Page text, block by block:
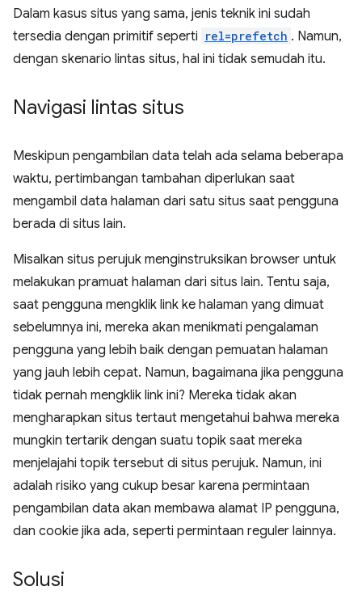
Dalam kasus situs yang sama, jenis teknik ini sudah
tersedia dengan primitif seperti rel=prefetch . Namun,
dengan skenario lintas situs, hal ini tidak semudah itu.
Navigasi lintas situs
Meskipun pengambilan data telah ada selama beberapa
waktu, pertimbangan tambahan diperlukan saat
mengambil data halaman dari satu situs saat pengguna
berada di situs lain.
Misalkan situs perujuk menginstruksikan browser untuk
melakukan pramuat halaman dari situs lain. Tentu saja,
saat pengguna mengklik link ke halaman yang dimuat
sebelumnya ini, mereka akan menikmati pengalaman
pengguna yang lebih baik dengan pemuatan halaman
yang jauh lebih cepat. Namun, bagaimana jika pengguna
tidak pernah mengklik link ini? Mereka tidak akan
mengharapkan situs tertaut mengetahui bahwa mereka
mungkin tertarik dengan suatu topik saat mereka
menjelajahi topik tersebut di situs perujuk. Namun, ini
adalah risiko yang cukup besar karena permintaan
pengambilan data akan membawa alamat IP pengguna,
dan cookie jika ada, seperti permintaan reguler lainnya.
Solusi